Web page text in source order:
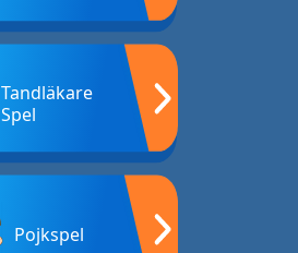
Tandläkare
Spel
Pojkspel